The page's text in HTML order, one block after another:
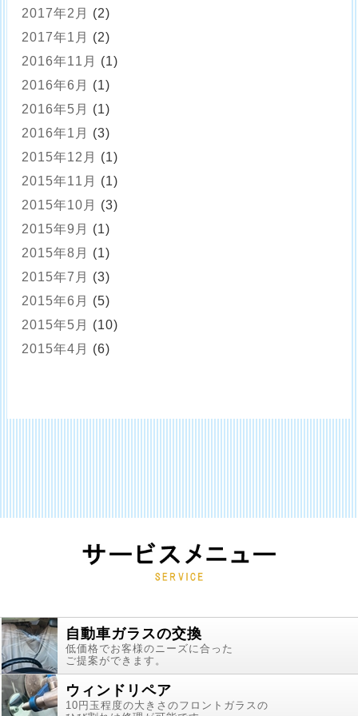
2017年2月
(2)
2017年1月
(2)
2016年11月
(1)
2016年6月
(1)
2016年5月
(1)
2016年1月
(3)
2015年12月
(1)
2015年11月
(1)
2015年10月
(3)
2015年9月
(1)
2015年8月
(1)
2015年7月
(3)
2015年6月
(5)
2015年5月
(10)
2015年4月
(6)
自動車ガラスの交換
低価格でお客様のニーズに合った
ご提案ができます。
ウィンドリペア
10円玉程度の大きさのフロントガラスの